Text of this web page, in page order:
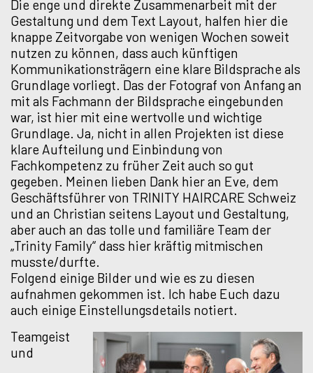
Die enge und direkte Zusammenarbeit mit der
Gestaltung und dem Text Layout, halfen hier die
knappe Zeitvorgabe von wenigen Wochen soweit
nutzen zu können, dass auch künftigen
Kommunikationsträgern eine klare Bildsprache als
Grundlage vorliegt. Das der Fotograf von Anfang an
mit als Fachmann der Bildsprache eingebunden
war, ist hier mit eine wertvolle und wichtige
Grundlage. Ja, nicht in allen Projekten ist diese
klare Aufteilung und Einbindung von
Fachkompetenz zu früher Zeit auch so gut
gegeben. Meinen lieben Dank hier an Eve, dem
Geschäftsführer von TRINITY HAIRCARE Schweiz
und an Christian seitens Layout und Gestaltung,
aber auch an das tolle und familiäre Team der
„Trinity Family“ dass hier kräftig mitmischen
musste/durfte.
Folgend einige Bilder und wie es zu diesen
aufnahmen gekommen ist. Ich habe Euch dazu
auch einige Einstellungsdetails notiert.
Teamgeist
und